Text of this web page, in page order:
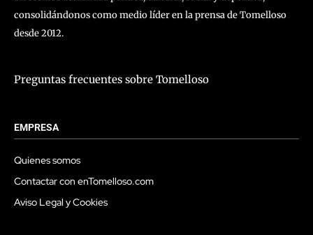
consolidándonos como medio líder en la prensa de Tomelloso
desde 2012.
Preguntas frecuentes sobre Tomelloso
EMPRESA
Quienes somos
Contactar con enTomelloso.com
Aviso Legal y Cookies